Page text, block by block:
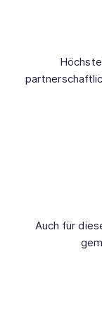
Auch für